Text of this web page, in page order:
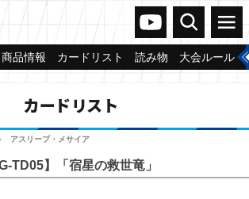
ヴァンガードch
検索 メニュー
商品情報 カードリスト 読み物 大会ルール
カードリスト
アスリープ・メサイア
G-TD05】「宿星の救世竜」